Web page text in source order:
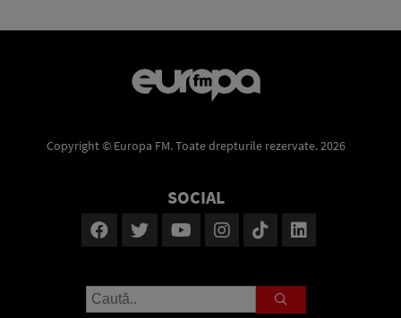
Copyright © Europa FM. Toate drepturile rezervate. 2026
SOCIAL